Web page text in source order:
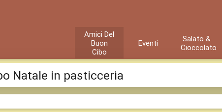
Amici Del
Buon
Cibo
Eventi
Salato &
Cioccolato
Natale in pasticceria